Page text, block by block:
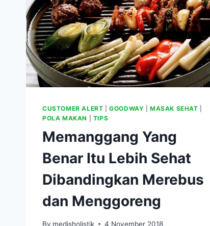
CUSTOMER ALERT |GOODWAY |MASAK SEHAT
POLA MAKAN
TIPS
Memanggang Yang
Benar Itu Lebih Sehat
Dibandingkan Merebus
dan Menggoreng
By medisholistik 4 November 2018